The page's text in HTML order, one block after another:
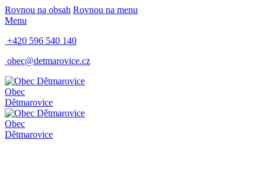
Rovnou na obsah Rovnou na menu
Menu
+420 596 540 140
obec@detmarovice.cz
Obec
Dětmarovice
Obec
Dětmarovice